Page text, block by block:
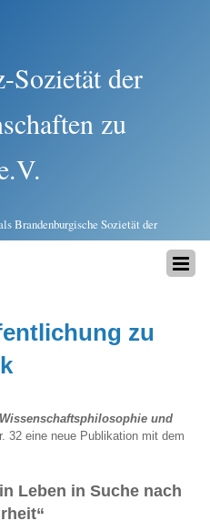
Sozietät der
zu
Brandenburgische Sozietät der
zu
und
32 eine neue Publikation mit dem
Leben in Suche nach